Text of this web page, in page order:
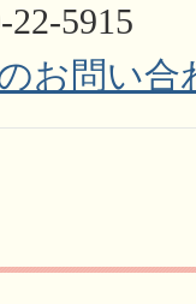
5915
お問い合